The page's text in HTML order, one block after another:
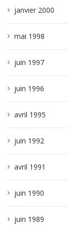
janvier 2000
mai 1998
juin 1997
juin 1996
avril 1995
juin 1992
avril 1991
juin 1990
juin 1989